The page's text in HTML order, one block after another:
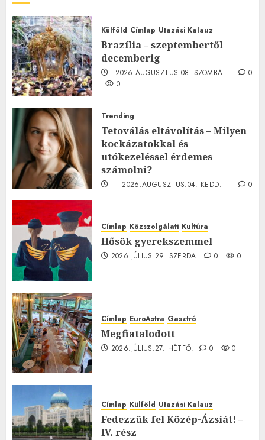
Külföld Címlap Utazási Kalauz
Brazília – szeptembertől
decemberig
2026.AUGUSZTUS.08. SZOMBAT.
0
0
Trending
Tetoválás eltávolítás – Milyen
kockázatokkal és
utókezeléssel érdemes
számolni?
2026.AUGUSZTUS.04. KEDD.
0
Címlap Közszolgálati Kultúra
Hősök gyerekszemmel
2026.JÚLIUS.29. SZERDA. 0 0
Címlap EuroAstra Gasztró
Megfiatalodott
2026.JÚLIUS.27. HÉTFŐ. 0 0
Címlap Külföld Utazási Kalauz
Fedezzük fel Közép-Ázsiát! –
IV. rész